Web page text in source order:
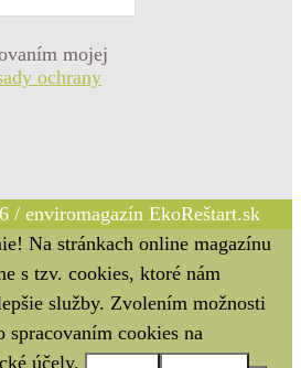
mojej
ochrany
/ enviromagazín EkoReštart.sk
Na stránkach online magazínu
s tzv. cookies, ktoré nám
služby. Zvolením možnosti
spracovaním cookies na
účely.